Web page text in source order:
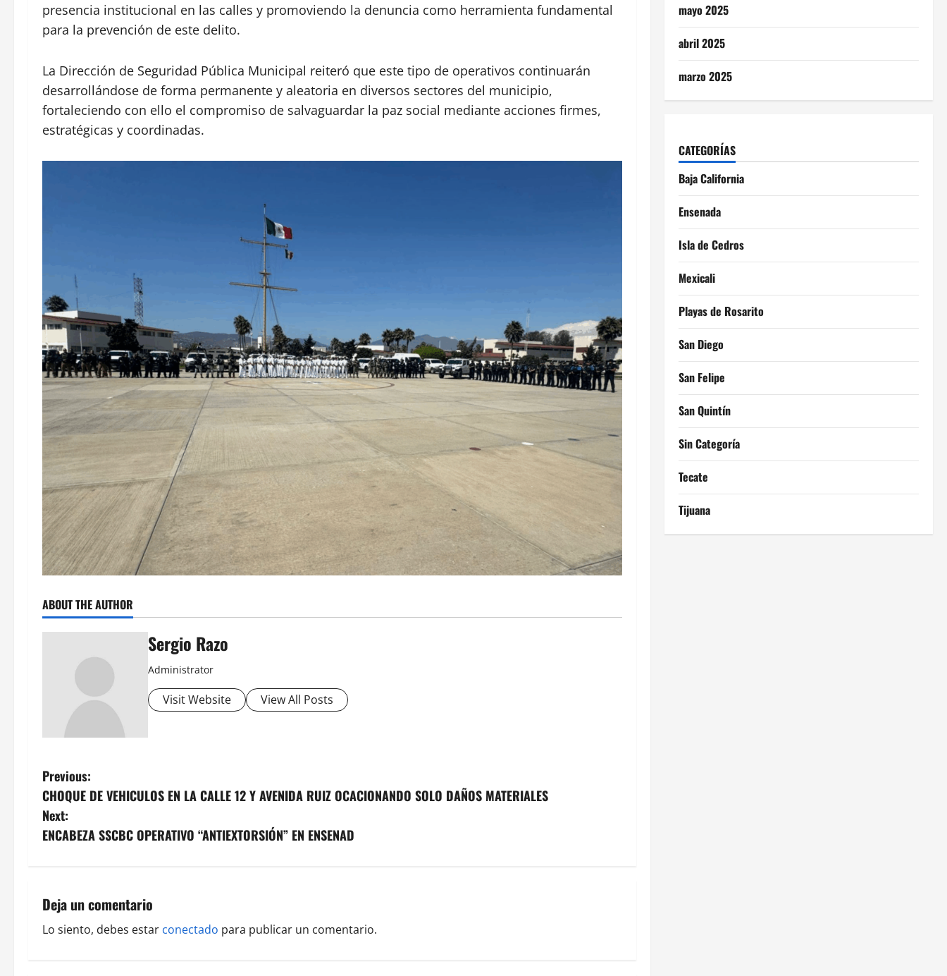
presencia institucional en las calles y promoviendo la denuncia como herramienta fundamental
para la prevención de este delito.
La Dirección de Seguridad Pública Municipal reiteró que este tipo de operativos continuarán
desarrollándose de forma permanente y aleatoria en diversos sectores del municipio,
fortaleciendo con ello el compromiso de salvaguardar la paz social mediante acciones firmes,
estratégicas y coordinadas.
ABOUT THE AUTHOR
Sergio Razo
Administrator
Visit Website View All Posts
P
o
s
n
a
Previous:
CHOQUE DE VEHICULOS EN LA CALLE 12 Y AVENIDA RUIZ OCACIONANDO SOLO DAÑOS MATERIALES
Next:
ENCABEZA SSCBC OPERATIVO “ANTIEXTORSIÓN” EN ENSENAD
Deja un comentario
Lo siento, debes estar conectado para publicar un comentario.
mayo 2025
abril 2025
marzo 2025
CATEGORÍAS
Baja California
Ensenada
Isla de Cedros
Mexicali
Playas de Rosarito
San Diego
San Felipe
San Quintín
Sin Categoría
Tecate
Tijuana